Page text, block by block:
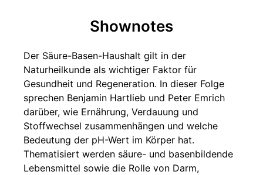
Shownotes
Der Säure-Basen-Haushalt gilt in der
Naturheilkunde als wichtiger Faktor für
Gesundheit und Regeneration. In dieser Folge
sprechen Benjamin Hartlieb und Peter Emrich
darüber, wie Ernährung, Verdauung und
Stoffwechsel zusammenhängen und welche
Bedeutung der pH-Wert im Körper hat.
Thematisiert werden säure- und basenbildende
Lebensmittel sowie die Rolle von Darm,